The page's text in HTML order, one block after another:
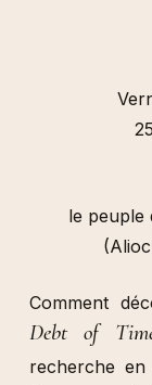
le peuple
Comment
Debt of
recherche en